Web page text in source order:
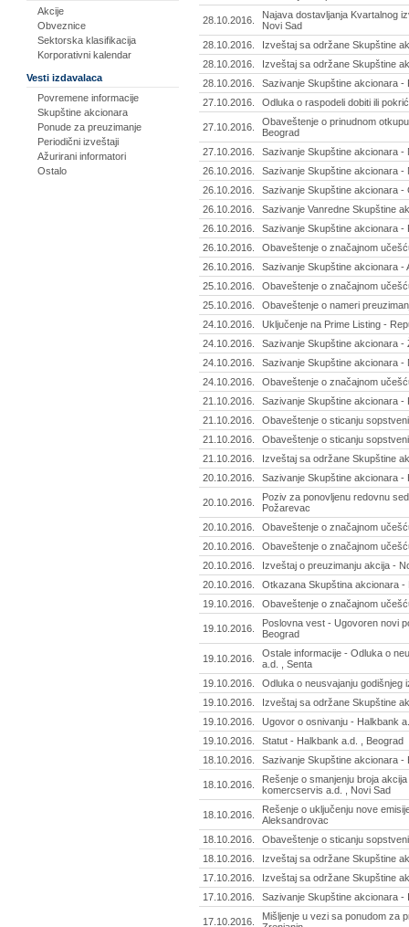
Akcije
Obveznice
Sektorska klasifikacija
Korporativni kalendar
Vesti izdavalaca
Povremene informacije
Skupštine akcionara
Ponude za preuzimanje
Periodični izveštaji
Ažurirani informatori
Ostalo
28.10.2016.
Najava dostavljanja Kvartalnog
Novi Sad
28.10.2016.
Izveštaj sa održane Skupštine
28.10.2016.
Izveštaj sa održane Skupštine
28.10.2016.
Sazivanje Skupštine akcionara -
27.10.2016.
Odluka o raspodeli dobiti ili
27.10.2016.
Obaveštenje o prinudnom
Beograd
27.10.2016.
Sazivanje Skupštine akcionara -
26.10.2016.
Sazivanje Skupštine akcionara -
26.10.2016.
Sazivanje Skupštine akcionara -
26.10.2016.
Sazivanje Vanredne Skupštine
26.10.2016.
Sazivanje Skupštine akcionara -
26.10.2016.
Obaveštenje o značajnom
26.10.2016.
Sazivanje Skupštine akcionara -
25.10.2016.
Obaveštenje o značajnom
25.10.2016.
Obaveštenje o nameri
24.10.2016.
Uključenje na Prime Listing -
24.10.2016.
Sazivanje Skupštine akcionara -
24.10.2016.
Sazivanje Skupštine akcionara -
24.10.2016.
Obaveštenje o značajnom
21.10.2016.
Sazivanje Skupštine akcionara -
21.10.2016.
Obaveštenje o sticanju
21.10.2016.
Obaveštenje o sticanju
21.10.2016.
Izveštaj sa održane Skupštine
20.10.2016.
Sazivanje Skupštine akcionara -
20.10.2016.
Poziv za ponovljenu redovnu
Požarevac
20.10.2016.
Obaveštenje o značajnom
20.10.2016.
Obaveštenje o značajnom
20.10.2016.
Izveštaj o preuzimanju akcija -
20.10.2016.
Otkazana Skupština akcionara -
19.10.2016.
Obaveštenje o značajnom
19.10.2016.
Poslovna vest - Ugovoren novi
Beograd
19.10.2016.
Ostale informacije - Odluka o
a.d. , Senta
19.10.2016.
Odluka o neusvajanju godišnjeg
19.10.2016.
Izveštaj sa održane Skupštine
19.10.2016.
Ugovor o osnivanju - Halkbank
19.10.2016.
Statut - Halkbank a.d. , Beograd
18.10.2016.
Sazivanje Skupštine akcionara -
18.10.2016.
Rešenje o smanjenju broja
komercservis a.d. , Novi Sad
18.10.2016.
Rešenje o uključenju nove
Aleksandrovac
18.10.2016.
Obaveštenje o sticanju
18.10.2016.
Izveštaj sa održane Skupštine
17.10.2016.
Izveštaj sa održane Skupštine
17.10.2016.
Sazivanje Skupštine akcionara -
17.10.2016.
Mišljenje u vezi sa ponudom za